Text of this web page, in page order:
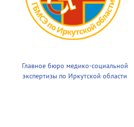
Главное бюро медико-социальной
экспертизы по Иркутской области